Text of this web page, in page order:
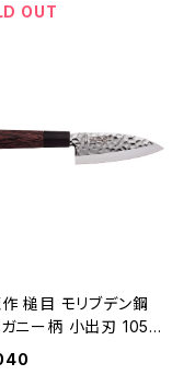
OUT
槌目 モリブデン鋼
ニー柄 小出刃 105m